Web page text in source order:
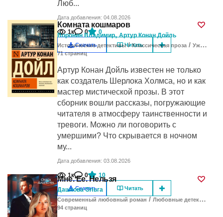
Люб...
Дата добавления: 04.08.2026
1к 0 0
Скачать Читать
Комната кошмаров
Воронин Владимир, Артур Конан Дойль
Исторические детективы/Классическая проза / Ужасы / мистика
71cтраниц
Артур Конан Дойль известен не только
как создатель Шерлока Холмса, но и как
мастер мистической прозы. В этот
сборник вошли рассказы, погружающие
читателя в атмосферу таинственности и
тревоги. Можно ли поговорить с
умершими? Что скрывается в ночном
му...
Дата добавления: 03.08.2026
1к 0 10
Скачать Читать
Мне. Ее. Нельзя
Дашкова Ольга
Современный любовный роман / Любовные детективы
94 cтраниц